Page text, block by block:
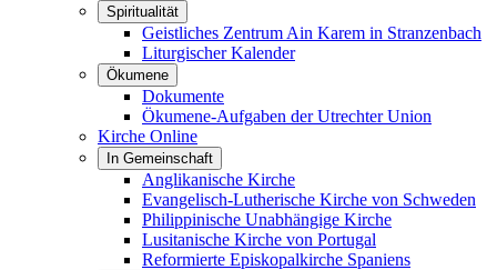
Spiritualität
Geistliches Zentrum Ain Karem in Stranzenbach
Liturgischer Kalender
Ökumene
Dokumente
Ökumene-Aufgaben der Utrechter Union
Kirche Online
In Gemeinschaft
Anglikanische Kirche
Evangelisch-Lutherische Kirche von Schweden
Philippinische Unabhängige Kirche
Lusitanische Kirche von Portugal
Reformierte Episkopalkirche Spaniens